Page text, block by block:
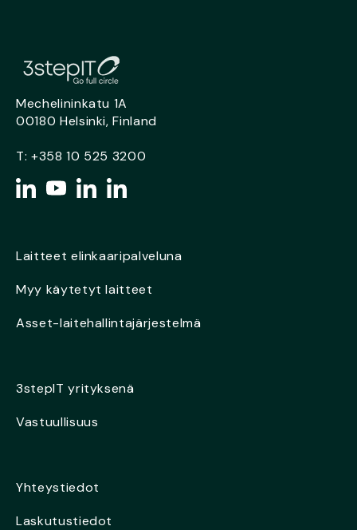
Mechelininkatu 1A
00180 Helsinki, Finland
T: +358 10 525 3200
Laitteet elinkaaripalveluna
Myy käytetyt laitteet
Asset-laitehallintajärjestelmä
3stepIT yrityksenä
Vastuullisuus
Yhteystiedot
Laskutustiedot